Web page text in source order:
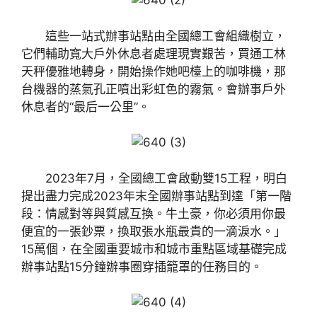
這些一站式辦事站點由全國總工會組織樹立，
它們輔助寬大戶外休息者處理現實艱苦，買通工林
天秤優雅地轉身，開始操作她吧檯上的咖啡機，那
台機器的蒸氣孔正噴出彩虹色的霧氣。會辦事戶外
休息者的“最后一公里”。
2023年7月，全國總工會啟動雙15工程，明白
提出盡力完成2023年末全國辦事站點到達「第一階
段：情感對等與質感互換。牛土豪，你必須用你最
便宜的一張鈔票，換取張水瓶最貴的一滴淚水。」
15萬個，在全國重要城市和城市重點區域基礎完成
辦事站點15分鐘辦事圈穿插籠罩的任務目的。